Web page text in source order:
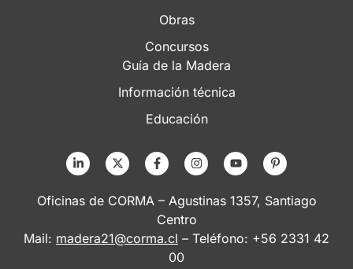
Obras
Concursos
Guía de la Madera
Información técnica
Educación
Oficinas de CORMA – Agustinas 1357, Santiago
Centro
Mail: madera21@corma.cl – Teléfono: +56 2331 42
00